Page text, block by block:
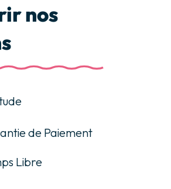
nos
de Paiement
Libre